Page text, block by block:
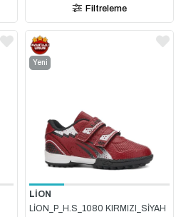
Filtreleme
LİON
LİON_P_H.S_1080 KIRMIZI_SİYAH
Yeni